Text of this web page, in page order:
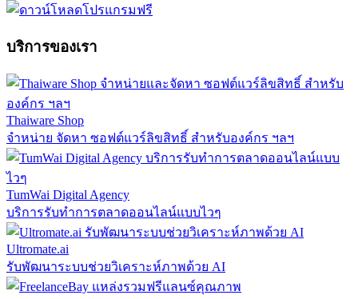
บริการของเรา
Thaiware Shop
จำหน่าย จัดหา ซอฟต์แวร์ลิขสิทธิ์ สำหรับองค์กร ฯลฯ
TumWai Digital Agency
บริการรับทำการตลาดออนไลน์แบบไวๆ
Ultromate.ai
รับพัฒนาระบบช่วยวิเคราะห์ภาพด้วย AI